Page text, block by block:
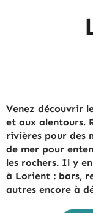
Venez découvrir
et aux alentours.
rivières pour des
de mer pour
les rochers. Il y
à Lorient : bars,
autres encore à